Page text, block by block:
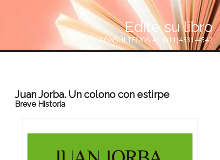
Edite su libro
CONSÚLTENOS AL (011)4331-4542
Juan Jorba. Un colono con estirpe
Breve Historia